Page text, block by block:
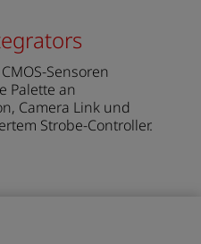
Sensoren
Palette an
Camera Link und
Strobe-Controller.